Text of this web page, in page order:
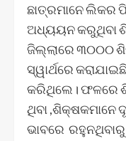
ଛାତ୍ରମାନେ ଲିକର
ଅଧ୍ୟୟନ କରୁଥିବା
ଜିଲ୍ଲାରେ ୩୦୦୦
ସ୍ୱାର୍ଥରେ
କରିଥିଲେ। ଫଳରେ
ଥିବା ,ଶିକ୍ଷକମାନେ
ଭାବରେ